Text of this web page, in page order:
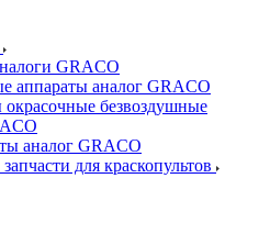
GRACO
аппараты аналог GRACO
безвоздушные
аналог GRACO
для краскопультов